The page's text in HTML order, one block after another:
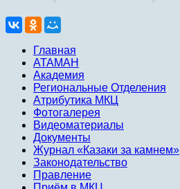
Главная
АТАМАН
Академия
Региональные Отделения
Атрибутика МКЦ
Фотогалерея
Видеоматериалы
Документы
Журнал «Казаки за камнем»
Законодательство
Правление